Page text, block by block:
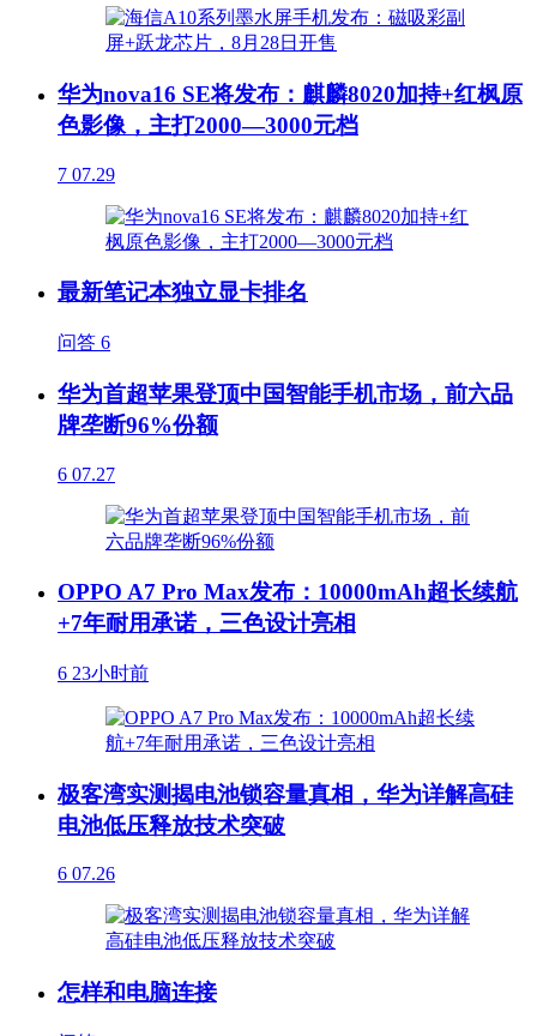
华为nova16 SE将发布：麒麟8020加持+红枫原
色影像，主打2000—3000元档
7 07.29
最新笔记本独立显卡排名
问答 6
华为首超苹果登顶中国智能手机市场，前六品
牌垄断96%份额
6 07.27
OPPO A7 Pro Max发布：10000mAh超长续航
+7年耐用承诺，三色设计亮相
6 23小时前
极客湾实测揭电池锁容量真相，华为详解高硅
电池低压释放技术突破
6 07.26
怎样和电脑连接